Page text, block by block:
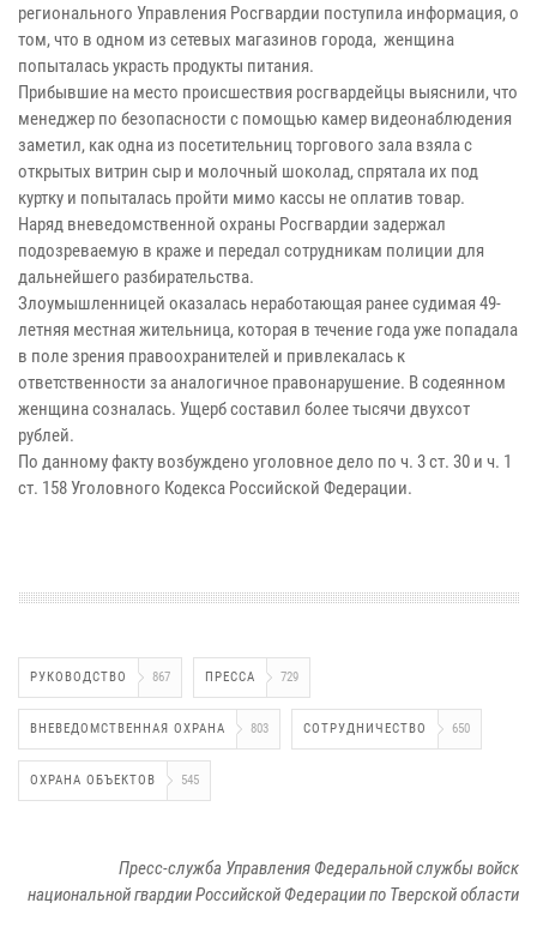
регионального Управления Росгвардии поступила информация, о
том, что в одном из сетевых магазинов города, женщина
попыталась украсть продукты питания.
Прибывшие на место происшествия росгвардейцы выяснили, что
менеджер по безопасности с помощью камер видеонаблюдения
заметил, как одна из посетительниц торгового зала взяла с
открытых витрин сыр и молочный шоколад, спрятала их под
куртку и попыталась пройти мимо кассы не оплатив товар.
Наряд вневедомственной охраны Росгвардии задержал
подозреваемую в краже и передал сотрудникам полиции для
дальнейшего разбирательства.
Злоумышленницей оказалась неработающая ранее судимая 49-
летняя местная жительница, которая в течение года уже попадала
в поле зрения правоохранителей и привлекалась к
ответственности за аналогичное правонарушение. В содеянном
женщина созналась. Ущерб составил более тысячи двухсот
рублей.
По данному факту возбуждено уголовное дело по ч. 3 ст. 30 и ч. 1
ст. 158 Уголовного Кодекса Российской Федерации.
РУКОВОДСТВО 867 ПРЕССА 729
ВНЕВЕДОМСТВЕННАЯ ОХРАНА 803 СОТРУДНИЧЕСТВО 650
ОХРАНА ОБЪЕКТОВ 545
Пресс-служба Управления Федеральной службы войск
национальной гвардии Российской Федерации по Тверской области